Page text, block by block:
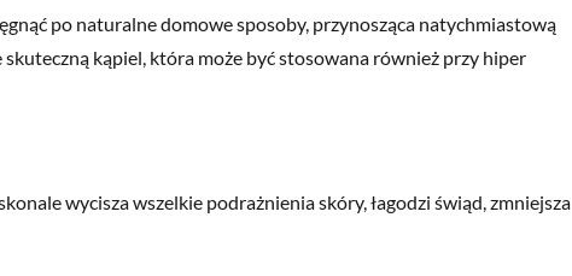
po naturalne domowe sposoby, przynosząca natychmiastową
kąpiel, która może być stosowana również przy hiper
wycisza wszelkie podrażnienia skóry, łagodzi świąd, zmniejsza